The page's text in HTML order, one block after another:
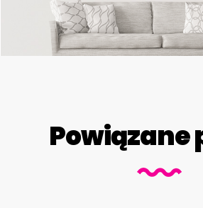
Powiązane